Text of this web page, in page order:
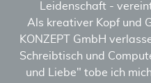
Leidenschaft -
Als kreativer Kopf und
KONZEPT GmbH
Schreibtisch und
und Liebe" tobe ich